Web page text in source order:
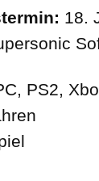
18.
PS2,